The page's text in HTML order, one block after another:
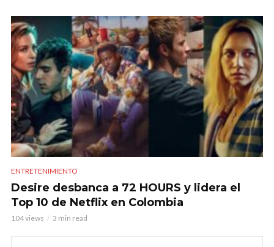
ENTRETENIMIENTO
Desire desbanca a 72 HOURS y lidera el
Top 10 de Netflix en Colombia
104 views 3 min read